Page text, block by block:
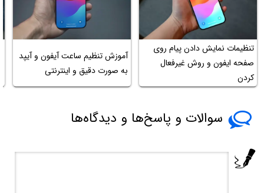
تنظیمات نمایش دادن پیام روی
صفحه ایفون و روش غیرفعال
کردن
آموزش تنظیم ساعت آیفون و آیپد
به صورت دقیق و اینترنتی
سوالات و پاسخ‌ها و دیدگاه‌ها